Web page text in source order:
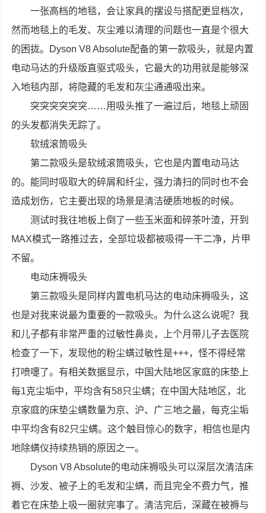
一张高档的地毯，会让家具的摆设与搭配更显档次，
然而地毯上的毛发、灰尘难以清理的问题也一直是个很大
的困拢。Dyson V8 Absolute配备的第一款吸头，就是内置
电动马达的升级版直驱式吸头，它最大的功用就是能够深
入地毯内部，将隐藏的毛发和灰尘通通吸出来。
突突突突突突……用吸头推了一遍过后，地毯上顽固
的头发都消失无踪了。
软绒滚筒吸头
第二款吸头是软绒滚筒吸头，它也是内置电动马达
的。能同时吸取大的碎屑和纤尘，强力清扫的同时也不会
造成划伤，它主要出现的场景是清洁硬质地板的时候。
测试时我往地板上倒了一些玉米面和碎茶叶渣，开到
MAX模式一路推过去，全部垃圾都被吸得一干二净，片甲
不留。
电动床褥吸头
第三款吸头是同样内置电机马达的电动床褥吸头，这
也是对我来说最为重要的一款吸头。为什么这么说呢？我
和儿子都有非常严重的过敏性鼻炎，上个月带儿子去医院
检查了一下，发现他的粉尘螨过敏性是+++，怪不得经常
打喷嚏了。有相关数据显示，中国大陆地区家庭的床垫上
每1克尘垢中，平均含有58只尘螨；在中国大陆地区，北
京家庭的床垫尘螨数量为京、沪、广三地之最，每克尘垢
中平均含有82只尘螨。这个触目惊心的数字，相信也是内
地除螨仪持续热销的原因之一。
Dyson V8 Absolute的电动床褥吸头可以深层次清洁床
褥、沙发、被子上的毛发和尘螨，而且完全不费力气，推
着它在床垫上吸一圈就完事了。清洁完后，深藏在被褥与